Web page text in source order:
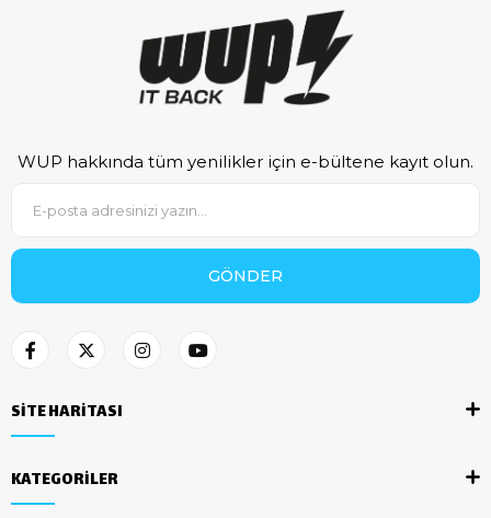
WUP hakkında tüm yenilikler için e-bültene kayıt olun.
GÖNDER
SİTE HARİTASI
KATEGORİLER